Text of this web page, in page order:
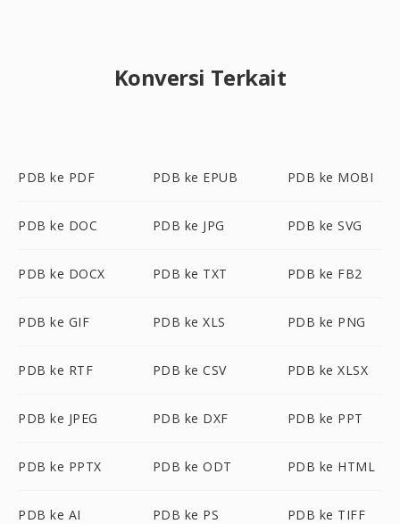
Konversi Terkait
PDB ke PDF PDB ke EPUB PDB ke MOBI
PDB ke DOC PDB ke JPG PDB ke SVG
PDB ke DOCX PDB ke TXT PDB ke FB2
PDB ke GIF PDB ke XLS PDB ke PNG
PDB ke RTF PDB ke CSV PDB ke XLSX
PDB ke JPEG PDB ke DXF PDB ke PPT
PDB ke PPTX PDB ke ODT PDB ke HTML
PDB ke AI PDB ke PS PDB ke TIFF